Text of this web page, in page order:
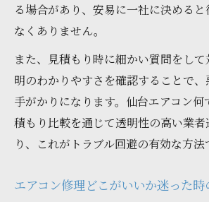
る場合があり、安易に一社に決める
なくありません。
また、見積もり時に細かい質問をし
明のわかりやすさを確認することで、
手がかりになります。仙台エアコン
積もり比較を通じて透明性の高い業
り、これがトラブル回避の有効な方法
エアコン修理どこがいいか迷った